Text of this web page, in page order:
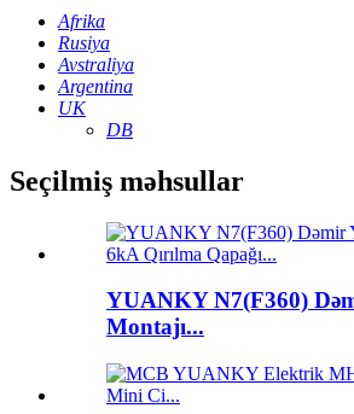
Afrika
Rusiya
Avstraliya
Argentina
UK
DB
Seçilmiş məhsullar
YUANKY N7(F360)
Montajı...